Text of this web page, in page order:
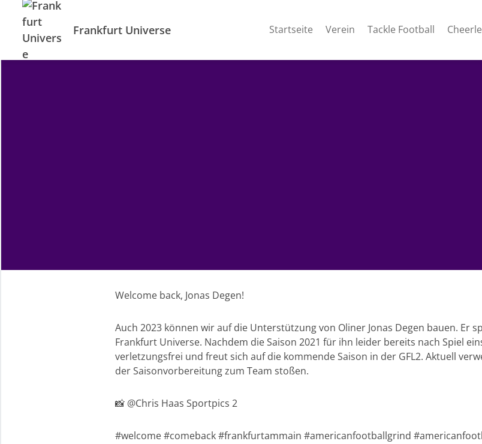
Frankfurt Universe Startseite Verein Tackle Football
Welcome back, Jonas Degen!
Auch 2023 können wir auf die Unterstützung von Oliner Jonas Degen bauen. Er
Frankfurt Universe. Nachdem die Saison 2021 für ihn leider bereits nach Spiel
verletzungsfrei und freut sich auf die kommende Saison in der GFL2. Aktuell
der Saisonvorbereitung zum Team stoßen.
📸 @Chris Haas Sportpics 2
#welcome #comeback #frankfurtammain #americanfootballgrind